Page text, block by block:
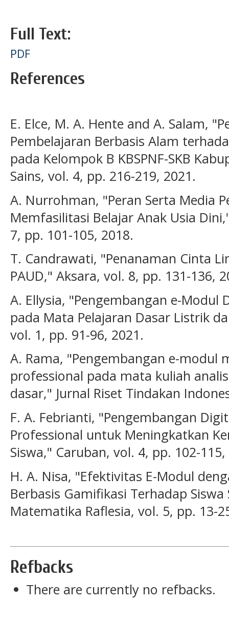
Full Text:
PDF
References
E. Elce, M. A. Hente and A. Salam,
Pembelajaran Berbasis Alam
pada Kelompok B KBSPNF-SKB
Sains, vol. 4, pp. 216-219, 2021.
A. Nurrohman, "Peran Serta Media
Memfasilitasi Belajar Anak Usia
7, pp. 101-105, 2018.
T. Candrawati, "Penanaman Cinta
PAUD," Aksara, vol. 8, pp. 131-136,
A. Ellysia, "Pengembangan e-Modul
pada Mata Pelajaran Dasar Listrik
vol. 1, pp. 91-96, 2021.
A. Rama, "Pengembangan e-modul
professional pada mata kuliah
dasar," Jurnal Riset Tindakan
F. A. Febrianti, "Pengembangan
Professional untuk Meningkatkan
Siswa," Caruban, vol. 4, pp. 102-
H. A. Nisa, "Efektivitas E-Modul
Berbasis Gamifikasi Terhadap Siswa
Matematika Raflesia, vol. 5, pp. 13-
Refbacks
There are currently no refbacks.